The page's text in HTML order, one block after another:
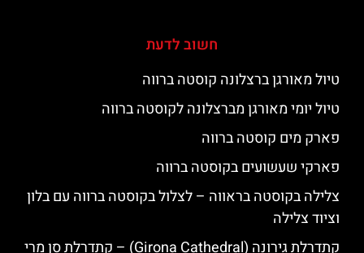
חשוב לדעת
טיול מאורגן ברצלונה קוסטה ברווה
טיול יומי מאורגן מברצלונה לקוסטה ברווה
פארק מים קוסטה ברווה
פארקי שעשועים בקוסטה ברווה
צלילה בקוסטה בראווה – לצלול בקוסטה ברווה עם בלון
וציוד צלילה
קתדרלת גירונה (Girona Cathedral) – קתדרלת סן מרי